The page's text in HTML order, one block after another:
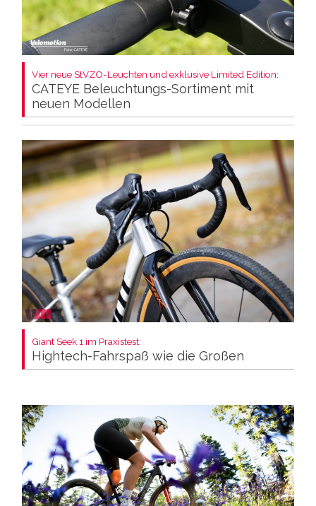
Vier neue StVZO-Leuchten und exklusive Limited Edition:
CATEYE Beleuchtungs-Sortiment mit
neuen Modellen
Giant Seek 1 im Praxistest:
Hightech-Fahrspaß wie die Großen